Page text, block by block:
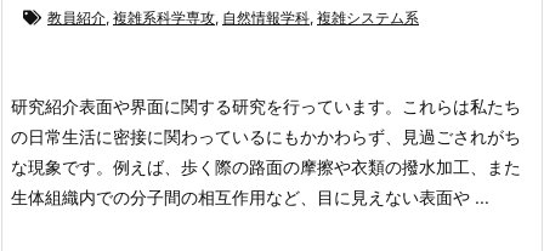
教員紹介, 複雑系科学専攻, 自然情報学科, 複雑システム系
研究紹介表面や界面に関する研究を行っています。これらは私たち
の日常生活に密接に関わっているにもかかわらず、見過ごされがち
な現象です。例えば、歩く際の路面の摩擦や衣類の撥水加工、また
生体組織内での分子間の相互作用など、目に見えない表面や ...